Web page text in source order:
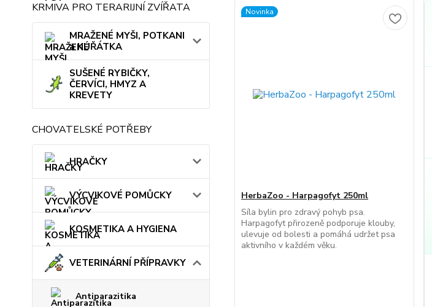
KRMIVA PRO TERARIJNÍ ZVÍŘATA
MRAŽENÉ MYŠI, POTKANI
a KUŘÁTKA
SUŠENÉ RYBIČKY,
ČERVÍCI, HMYZ A
KREVETY
CHOVATELSKÉ POTŘEBY
HRAČKY
VÝCVIKOVÉ POMŮCKY
KOSMETIKA A HYGIENA
VETERINÁRNÍ PŘÍPRAVKY
Antiparazitika
Novinka
HerbaZoo - Harpagofyt 250ml
Síla bylin pro zdravý pohyb psa.
Harpagofyt přirozeně podporuje klouby,
ulevuje od bolesti a pomáhá udržet psa
aktivního v každém věku.